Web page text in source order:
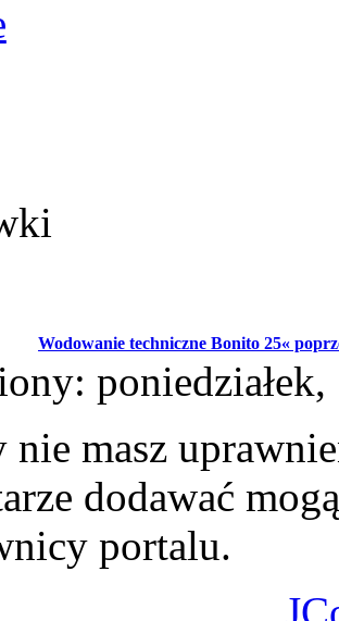
Wodowanie techniczne Bonito 25«
nie masz
dodawać
portalu.